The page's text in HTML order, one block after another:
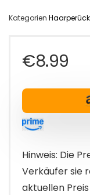
Kategorien
€8.99
Hinweis: Die
Verkäufer sie
aktuellen